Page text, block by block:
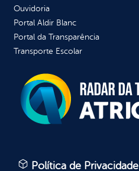
Ouvidoria
Portal Aldir Blanc
Portal da Transparência
Transporte Escolar
Política de Privacidade